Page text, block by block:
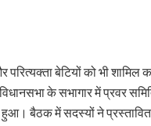
बेटियों को भी शामिल
के सभागार में प्रवर
बैठक में सदस्यों ने